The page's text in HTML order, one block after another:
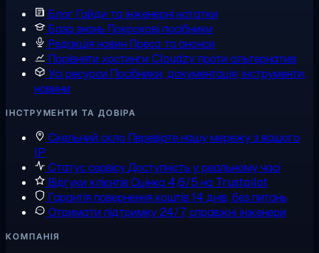
Блог Гайди та інженерні нотатки
База знань Покрокові посібники
Редакція новин Преса та анонси
Порівняти хостинги Cloudzy проти альтернатив
Усі ресурси Посібники, документація, інструменти,
новини
ІНСТРУМЕНТИ ТА ДОВІРА
Скельний скло Перевірте нашу мережу з вашого
IP
Статус сервісуДоступність у реальному часі
Відгуки клієнтівОцінка 4,6/5 на Trustpilot
Гарантія повернення коштів14 днів, без питань
Отримати підтримку 24/7, справжні інженери
КОМПАНІЯ